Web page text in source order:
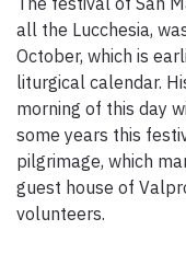
all the Lucchesia,
October, which is
liturgical calendar.
morning of this day
some years this
pilgrimage, which
guest house of
volunteers.